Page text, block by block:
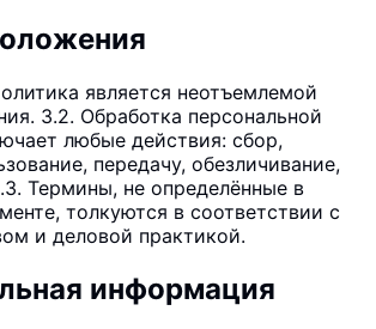
является неотъемлемой
3.2. Обработка персональной
любые действия: сбор,
передачу, обезличивание,
Термины, не определённые в
толкуются в соответствии с
и деловой практикой.
информация